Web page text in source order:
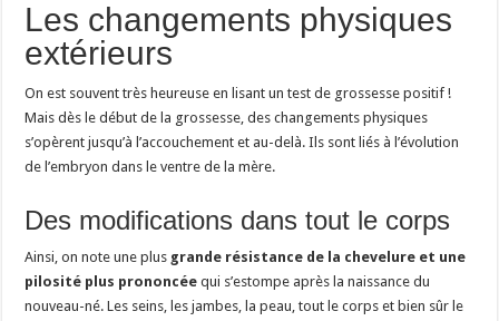
Les changements physiques
extérieurs
On est souvent très heureuse en lisant un test de grossesse positif !
Mais dès le début de la grossesse, des changements physiques
s’opèrent jusqu’à l’accouchement et au-delà. Ils sont liés à l’évolution
de l’embryon dans le ventre de la mère.
Des modifications dans tout le corps
Ainsi, on note une plus grande résistance de la chevelure et une
pilosité plus prononcée qui s’estompe après la naissance du
nouveau-né. Les seins, les jambes, la peau, tout le corps et bien sûr le